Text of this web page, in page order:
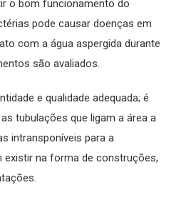
o bom funcionamento do
pode causar doenças em
com a água aspergida durante
são avaliados.
e qualidade adequada; é
tubulações que ligam a área a
intransponíveis para a
existir na forma de construções,